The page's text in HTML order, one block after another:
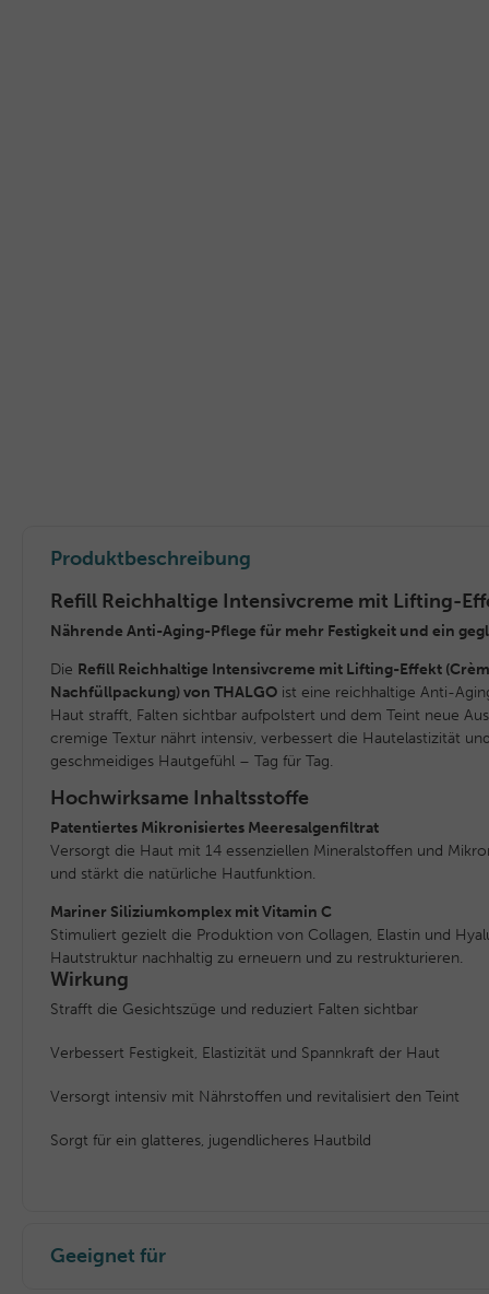
Produktbeschreibung
Refill Reichhaltige Intensivcreme mit Lifting-
Nährende Anti-Aging-Pflege für mehr Festigkeit und ein
Die Refill Reichhaltige Intensivcreme mit Lifting-Effekt
Nachfüllpackung) von THALGO ist eine reichhaltige Anti-
Haut strafft, Falten sichtbar aufpolstert und dem Teint neue
cremige Textur nährt intensiv, verbessert die Hautelastizität
geschmeidiges Hautgefühl – Tag für Tag.
Hochwirksame Inhaltsstoffe
Patentiertes Mikronisiertes Meeresalgenfiltrat
Versorgt die Haut mit 14 essenziellen Mineralstoffen und
und stärkt die natürliche Hautfunktion.
Mariner Siliziumkomplex mit Vitamin C
Stimuliert gezielt die Produktion von Collagen, Elastin und
Hautstruktur nachhaltig zu erneuern und zu restrukturieren.
Wirkung
Strafft die Gesichtszüge und reduziert Falten sichtbar
Verbessert Festigkeit, Elastizität und Spannkraft der Haut
Versorgt intensiv mit Nährstoffen und revitalisiert den Teint
Sorgt für ein glatteres, jugendlicheres Hautbild
Geeignet für